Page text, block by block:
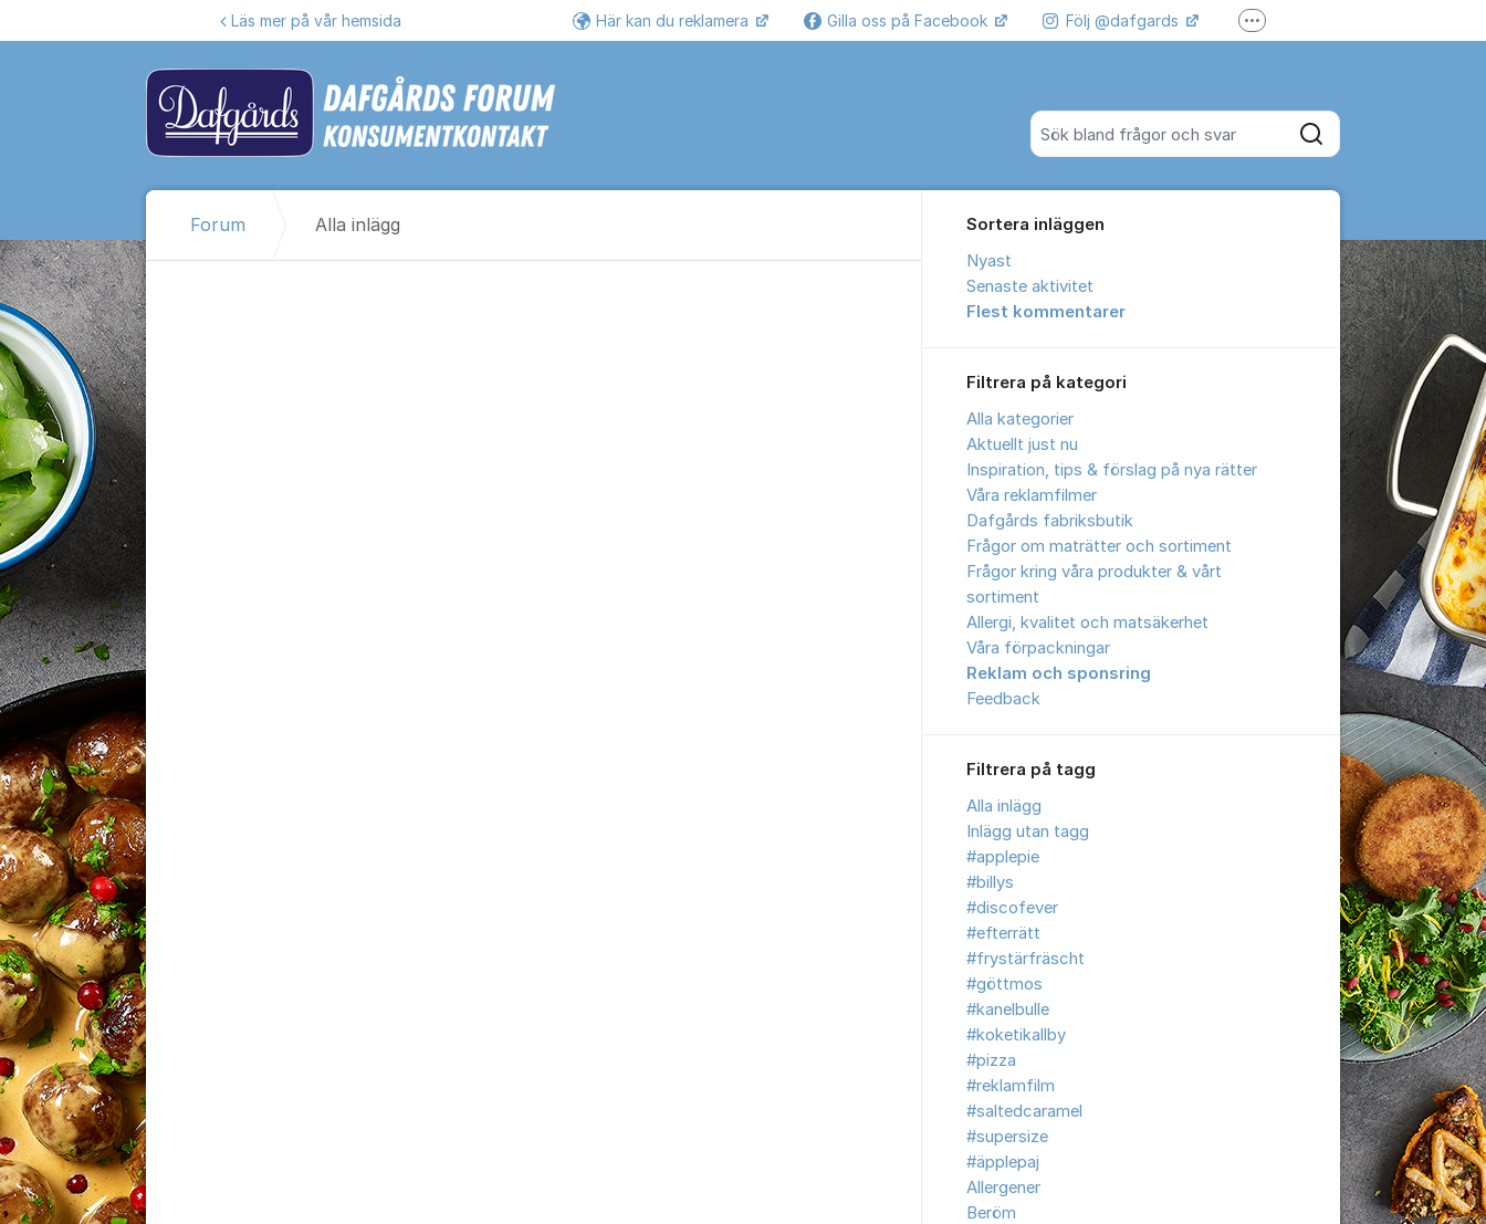
Sök bland alla inlägg
Sök
Läs mer på vår hemsida Här kan du reklamera Gilla oss på Facebook Följ @dafgards Fler supportlänkar
Forum Alla inlägg
Sortera inläggen
Nyast
Senaste aktivitet
Flest kommentarer
Filtrera på kategori
Alla kategorier
Aktuellt just nu
Inspiration, tips & förslag på nya rätter
Våra reklamfilmer
Dafgårds fabriksbutik
Frågor om maträtter och sortiment
Frågor kring våra produkter & vårt
sortiment
Allergi, kvalitet och matsäkerhet
Våra förpackningar
Reklam och sponsring
Feedback
Filtrera på tagg
Alla inlägg
Inlägg utan tagg
#applepie
#billys
#discofever
#efterrätt
#frystärfräscht
#göttmos
#kanelbulle
#koketikallby
#pizza
#reklamfilm
#saltedcaramel
#supersize
#äpplepaj
Allergener
Beröm